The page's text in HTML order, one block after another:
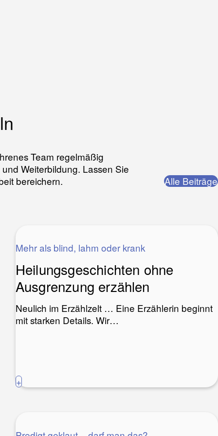
Team regelmäßig
Weiterbildung. Lassen Sie
bereichern.
Alle Beiträge
Mehr als blind, lahm oder krank
Heilungsgeschichten ohne
Ausgrenzung erzählen
Neulich im Erzählzelt … Eine Erzählerin beginnt
mit starken Details. Wir…
+